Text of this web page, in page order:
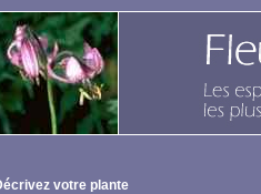
votre plante